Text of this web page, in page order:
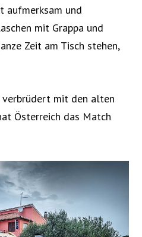
aufmerksam und
mit Grappa und
Zeit am Tisch stehen,
mit den alten
Österreich das Match